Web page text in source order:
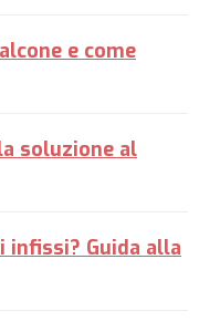
e come
soluzione al
infissi? Guida alla